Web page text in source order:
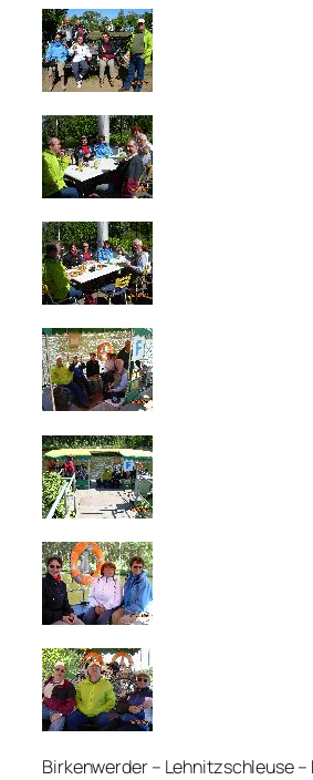
Birkenwerder – Lehnitzschleuse